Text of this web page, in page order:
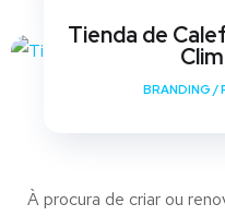
Tienda de
BRANDING /
À procura de criar ou